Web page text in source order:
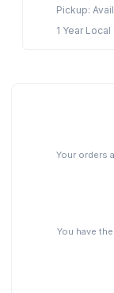
Pickup:
1 Year
Your orders
You have